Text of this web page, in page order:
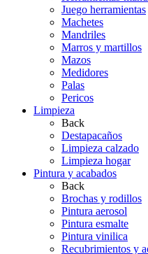
Juego herramientas
Machetes
Mandriles
Marros y martillos
Mazos
Medidores
Palas
Pericos
Limpieza
Back
Destapacaños
Limpieza calzado
Limpieza hogar
Pintura y acabados
Back
Brochas y rodillos
Pintura aerosol
Pintura esmalte
Pintura vinilica
Recubrimientos y